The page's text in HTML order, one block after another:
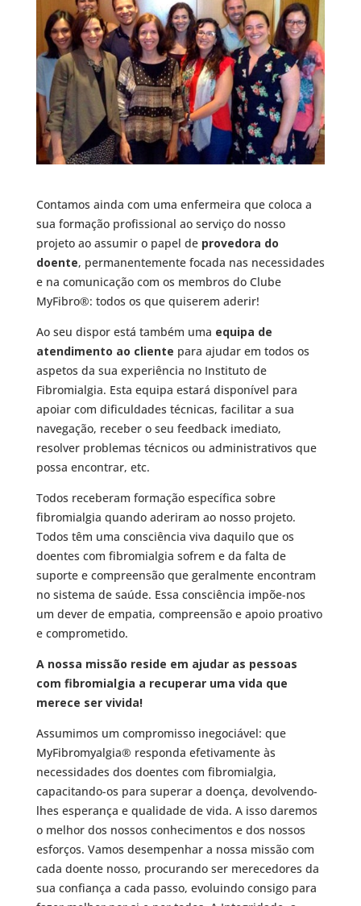
Contamos ainda com uma enfermeira que coloca a
sua formação profissional ao serviço do nosso
projeto ao assumir o papel de provedora do
doente, permanentemente focada nas necessidades
e na comunicação com os membros do Clube
MyFibro®: todos os que quiserem aderir!
Ao seu dispor está também uma equipa de
atendimento ao cliente para ajudar em todos os
aspetos da sua experiência no Instituto de
Fibromialgia. Esta equipa estará disponível para
apoiar com dificuldades técnicas, facilitar a sua
navegação, receber o seu feedback imediato,
resolver problemas técnicos ou administrativos que
possa encontrar, etc.
Todos receberam formação específica sobre
fibromialgia quando aderiram ao nosso projeto.
Todos têm uma consciência viva daquilo que os
doentes com fibromialgia sofrem e da falta de
suporte e compreensão que geralmente encontram
no sistema de saúde. Essa consciência impõe-nos
um dever de empatia, compreensão e apoio proativo
e comprometido.
A nossa missão reside em ajudar as pessoas
com fibromialgia a recuperar uma vida que
merece ser vivida!
Assumimos um compromisso inegociável: que
MyFibromyalgia® responda efetivamente às
necessidades dos doentes com fibromialgia,
capacitando-os para superar a doença, devolvendo-
lhes esperança e qualidade de vida. A isso daremos
o melhor dos nossos conhecimentos e dos nossos
esforços. Vamos desempenhar a nossa missão com
cada doente nosso, procurando ser merecedores da
sua confiança a cada passo, evoluindo consigo para